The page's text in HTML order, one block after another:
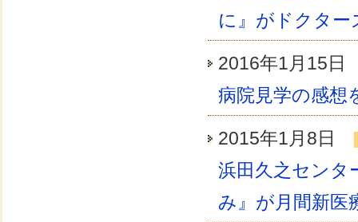
に』がドクタ
2016年1月15
病院見学の感想
2015年1月8日
浜田久之センタ
み』が月間新医